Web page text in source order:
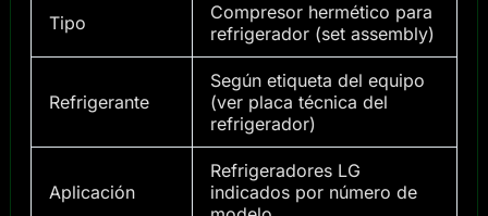
Tipo
Compresor hermético para
refrigerador (set assembly)
Refrigerante
Según etiqueta del equipo
(ver placa técnica del
refrigerador)
Aplicación
Refrigeradores LG
indicados por número de